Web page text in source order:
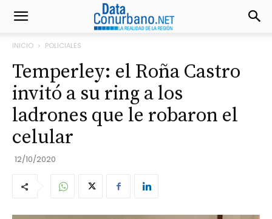
INICIO POLICIALES
Temperley: el Roña Castro
invitó a su ring a los
ladrones que le robaron el
celular
12/10/2020